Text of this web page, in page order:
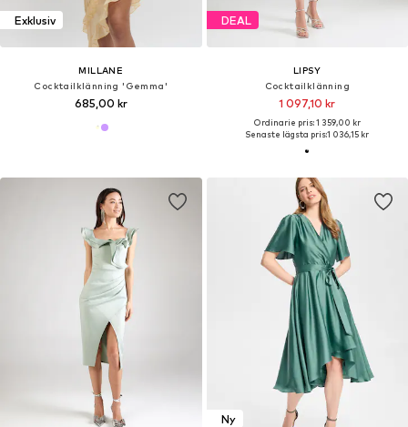
Exklusiv
MILLANE
Cocktailklänning 'Gemma'
685,00 kr
DEAL
LIPSY
Cocktailklänning
1 097,10 kr
Ordinarie pris: 1 359,00 kr
Senaste lägsta pris:1 036,15 kr
Ny